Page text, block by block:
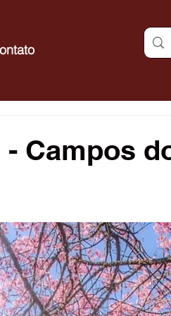
- Campos